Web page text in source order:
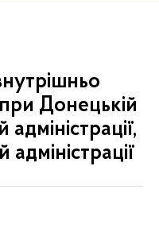
Донецькій
адміністрації